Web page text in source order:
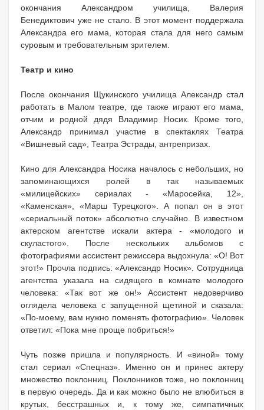
окончания Александром училища, Валерия
Бенедиктович уже не стало. В этот момент поддержала
Александра его мама, которая стала для него самым
суровым и требовательным зрителем.
Театр и кино
После окончания Щукинского училища Александр стал
работать в Малом театре, где также играют его мама,
отчим и родной дядя Владимир Носик. Кроме того,
Александр принимал участие в спектаклях Театра
«Вишневый сад», Театра Эстрады, антрепризах.
Кино для Александра Носика началось с небольших, но
запоминающихся ролей в так называемых
«милицейских» сериалах - «Маросейка, 12»,
«Каменская», «Марш Турецкого». А попал он в этот
«сериальный поток» абсолютно случайно. В известном
актерском агентстве искали актера - «молодого и
скуластого». После нескольких альбомов с
фотографиями ассистент режиссера выдохнула: «О! Вот
этот!» Прочла подпись: «Александр Носик». Сотрудница
агентства указала на сидящего в комнате молодого
человека: «Так вот же он!» Ассистент недоверчиво
оглядела человека с запущенной щетиной и сказала:
«По-моему, вам нужно поменять фотографию». Человек
ответил: «Пока мне проще побриться!»
Чуть позже пришла и популярность. И «виной» тому
стал сериал «Спецназ». Именно он и принес актеру
множество поклонниц. Поклонников тоже, но поклонниц
в первую очередь. Да и как можно было не влюбиться в
крутых, бесстрашных и, к тому же, симпатичных